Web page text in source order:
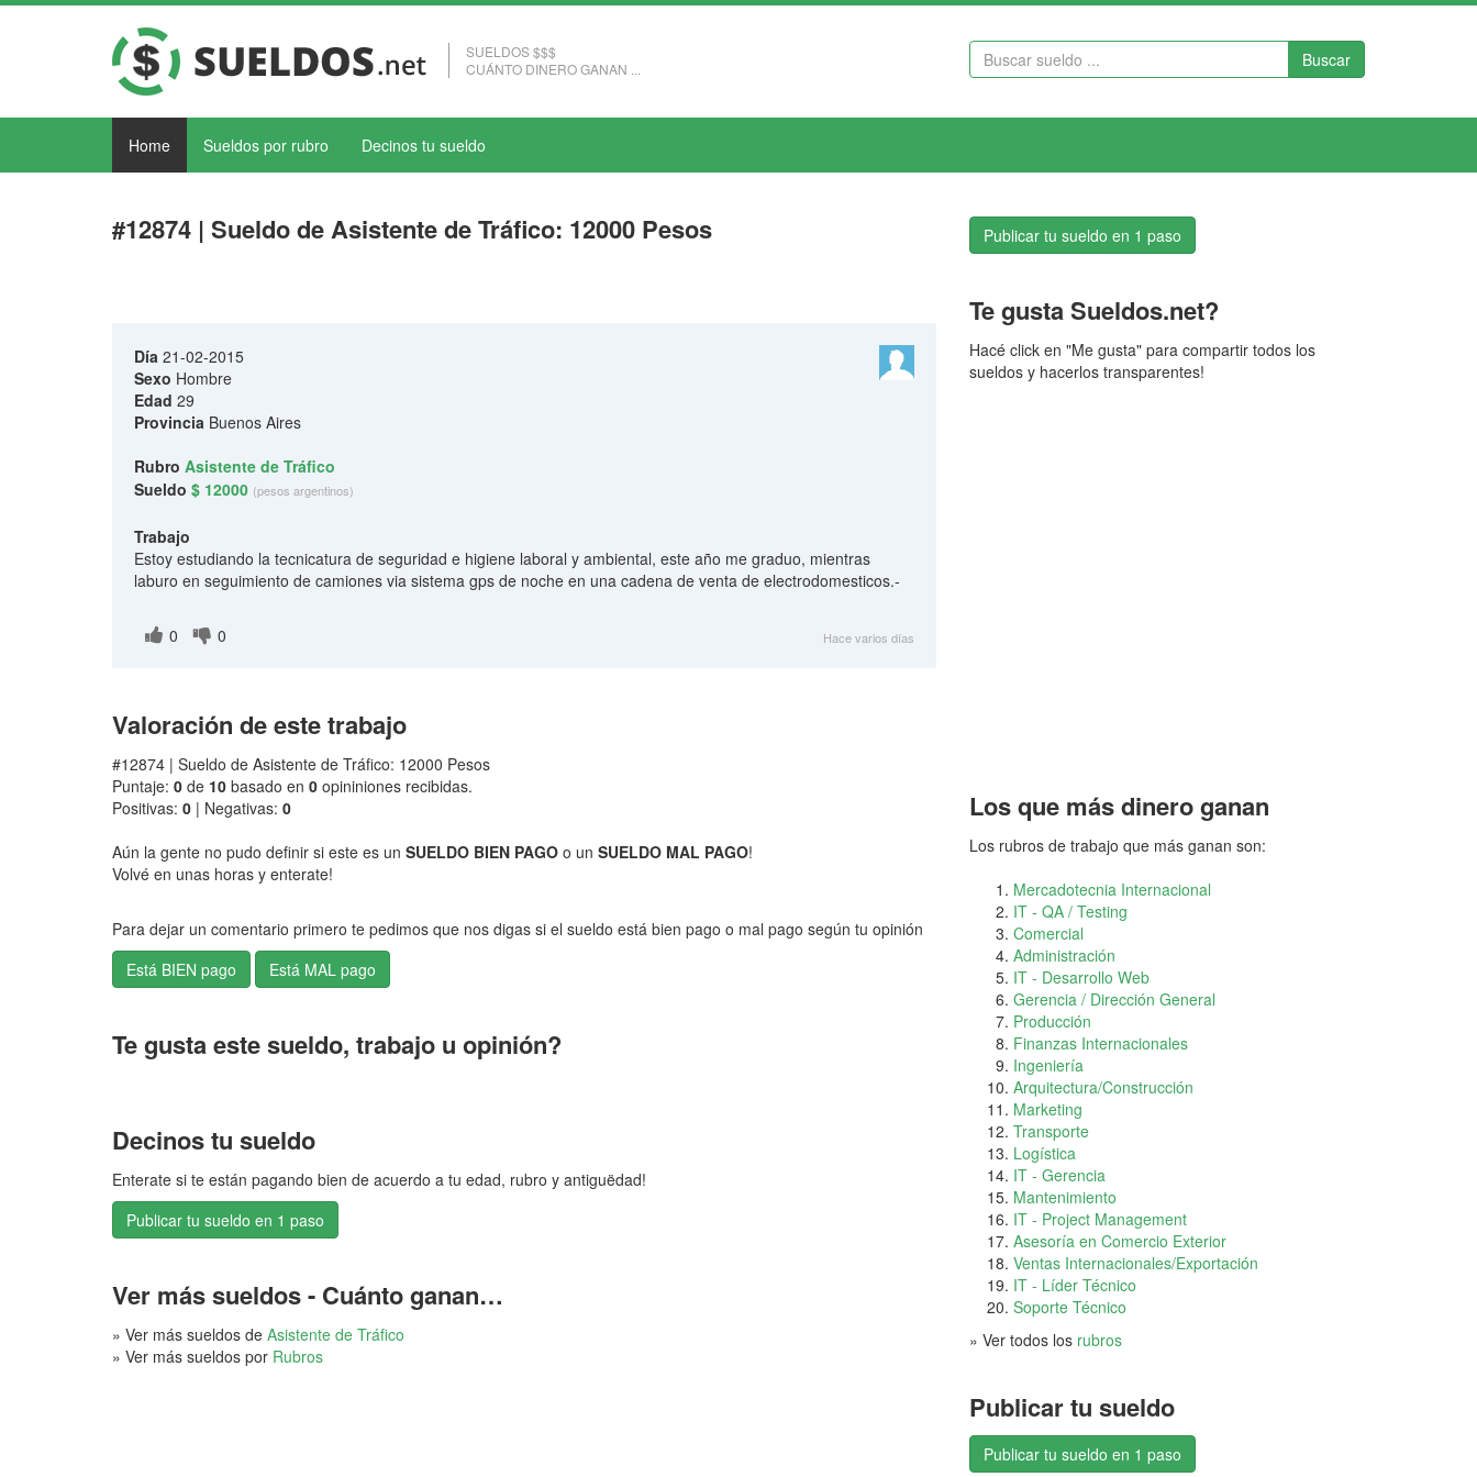
SUELDOS $$$
CUÁNTO DINERO GANAN ...
Buscar
Home Sueldos por rubro Decinos tu sueldo
#12874 | Sueldo de Asistente de Tráfico: 12000 Pesos
Día 21-02-2015
Sexo Hombre
Edad 29
Provincia Buenos Aires
Rubro Asistente de Tráfico
Sueldo $ 12000 (pesos argentinos)
Trabajo
Estoy estudiando la tecnicatura de seguridad e higiene laboral y ambiental, este año me graduo, mientras
laburo en seguimiento de camiones via sistema gps de noche en una cadena de venta de electrodomesticos.-
0 0 Hace varios días
Valoración de este trabajo
#12874 | Sueldo de Asistente de Tráfico: 12000 Pesos
Puntaje: 0 de 10 basado en 0 opininiones recibidas.
Positivas: 0 | Negativas: 0
Aún la gente no pudo definir si este es un SUELDO BIEN PAGO o un SUELDO MAL PAGO!
Volvé en unas horas y enterate!
Para dejar un comentario primero te pedimos que nos digas si el sueldo está bien pago o mal pago según tu opinión
Te gusta este sueldo, trabajo u opinión?
Decinos tu sueldo
Enterate si te están pagando bien de acuerdo a tu edad, rubro y antiguëdad!
Publicar tu sueldo en 1 paso
Ver más sueldos - Cuánto ganan…
» Ver más sueldos de Asistente de Tráfico
» Ver más sueldos por Rubros
Publicar tu sueldo en 1 paso
Te gusta Sueldos.net?
Hacé click en "Me gusta" para compartir todos los
sueldos y hacerlos transparentes!
Los que más dinero ganan
Los rubros de trabajo que más ganan son:
Mercadotecnia Internacional
IT - QA / Testing
Comercial
Administración
IT - Desarrollo Web
Gerencia / Dirección General
Producción
Finanzas Internacionales
Ingeniería
Arquitectura/Construcción
Marketing
Transporte
Logística
IT - Gerencia
Mantenimiento
IT - Project Management
Asesoría en Comercio Exterior
Ventas Internacionales/Exportación
IT - Líder Técnico
Soporte Técnico
» Ver todos los rubros
Publicar tu sueldo
Publicar tu sueldo en 1 paso